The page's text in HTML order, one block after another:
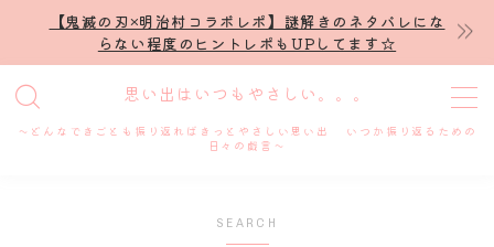
【鬼滅の刃×明治村コラボレポ】謎解きのネタバレにな
らない程度のヒントレポもUPしてます☆
思い出はいつもやさしい。。。
～どんなできごとも振り返ればきっとやさしい思い出 いつか振り返るための
日々の戯言～
MENU
SEARCH